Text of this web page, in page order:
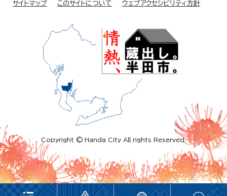
サイトマップ このサイトについて ウェブアクセシビリティ方針
Copyright © Handa City All rights Reserved.